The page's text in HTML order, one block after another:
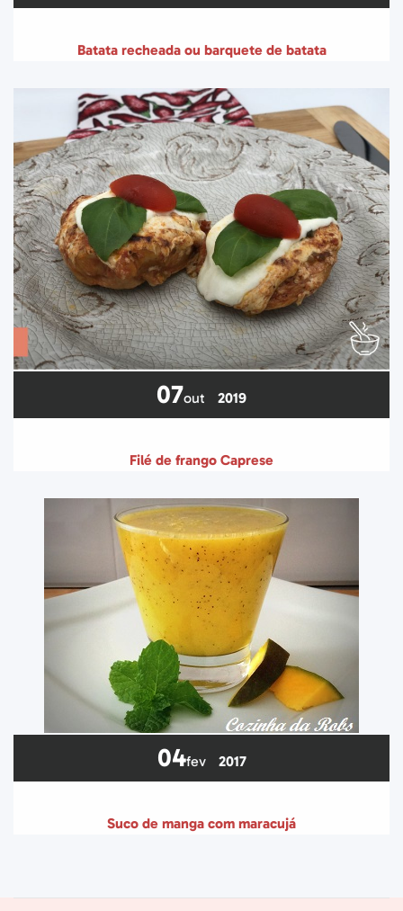
Batata recheada ou barquete de batata
07out 2019
Filé de frango Caprese
04fev 2017
Suco de manga com maracujá